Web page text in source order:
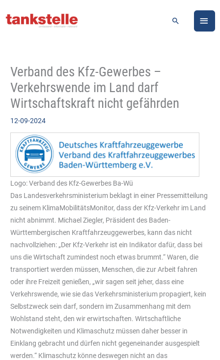
Inhalt
Suchen
Verband des Kfz-Gewerbes –
Verkehrswende im Land darf
Wirtschaftskraft nicht gefährden
12-09-2024
Logo: Verband des Kfz-Gewerbes Ba-Wü
Das Landesverkehrsministerium beklagt in einer Pressemitteilung
zu seinem KlimaMobilitätsMonitor, dass der Kfz-Verkehr im Land
nicht abnimmt. Michael Ziegler, Präsident des Baden-
Württembergischen Kraftfahrzeuggewerbes, kann das nicht
nachvollziehen: „Der Kfz-Verkehr ist ein Indikator dafür, dass bei
uns die Wirtschaft zumindest noch etwas brummt.“ Waren, die
transportiert werden müssen, Menschen, die zur Arbeit fahren
oder ihre Freizeit genießen, „wir sagen seit jeher, dass eine
Verkehrswende, wie sie das Verkehrsministerium propagiert, kein
Selbstzweck sein darf, sondern im Zusammenhang mit dem
Wohlstand steht, den wir erwirtschaften. Wirtschaftliche
Notwendigkeiten und Klimaschutz müssen daher besser in
Einklang gebracht und dürfen nicht gegeneinander ausgespielt
werden.“ Klimaschutz könne deswegen nicht an das